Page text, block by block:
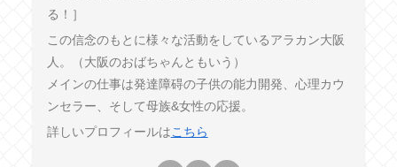
る！］
この信念のもとに様々な活動をしているアラカン大阪
人。（大阪のおばちゃんともいう）
メインの仕事は発達障碍の子供の能力開発、心理カウ
ンセラー、そして母族&女性の応援。
詳しいプロフィールはこちら